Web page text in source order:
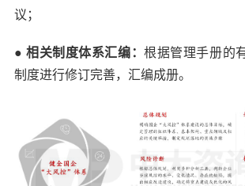
议；
● 相关制度体系汇编：根据管理手册的
制度进行修订完善，汇编成册。